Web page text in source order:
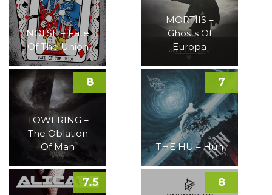
NOI!SE – Fate
Of The Union
MORTIIS –
Ghosts Of
Europa
TOWERING –
The Oblation
Of Man
8
THE HU – Hun
7
7.5 8